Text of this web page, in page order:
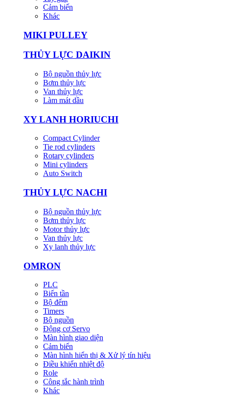
Cảm biến
Khác
MIKI PULLEY
THỦY LỰC DAIKIN
Bộ nguồn thủy lực
Bơm thủy lực
Van thủy lực
Làm mát dầu
XY LANH HORIUCHI
Compact Cylinder
Tie rod cylinders
Rotary cylinders
Mini cylinders
Auto Switch
THỦY LỰC NACHI
Bộ nguồn thủy lực
Bơm thủy lực
Motor thủy lực
Van thủy lực
Xy lanh thủy lực
OMRON
PLC
Biến tần
Bộ đếm
Timers
Bộ nguồn
Động cơ Servo
Màn hình giao diện
Cảm biến
Màn hình hiển thị & Xử lý tín hiệu
Điều khiển nhiệt độ
Role
Công tắc hành trình
Khác